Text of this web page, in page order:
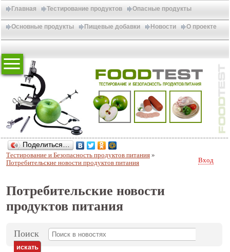
Главная Тестирование продуктов Опасные продукты
Основные продукты Пищевые добавки Новости О проекте
Поделиться…
Тестирование и Безопасность продуктов питания »
Потребительские новости продуктов питания
Вход
Потребительские новости
продуктов питания
Поиск